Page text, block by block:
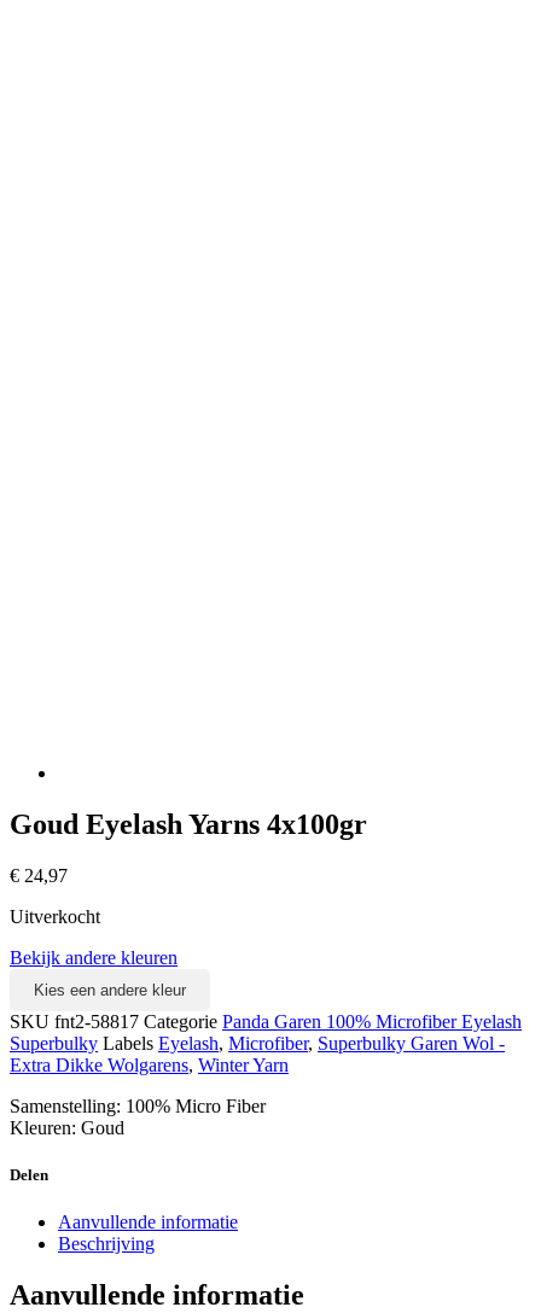
Goud Eyelash Yarns 4x100gr
€ 24,97
Uitverkocht
Bekijk andere kleuren
Kies een andere kleur
SKU fnt2-58817 Categorie Panda Garen 100% Microfiber Eyelash
Superbulky Labels Eyelash, Microfiber, Superbulky Garen Wol -
Extra Dikke Wolgarens, Winter Yarn
Samenstelling: 100% Micro Fiber
Kleuren: Goud
Delen
Aanvullende informatie
Beschrijving
Aanvullende informatie